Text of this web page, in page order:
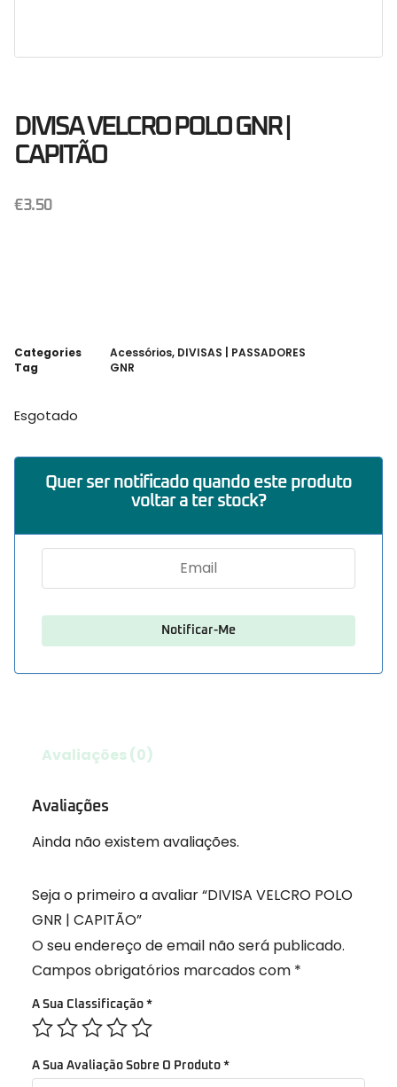
DIVISA VELCRO POLO GNR |
CAPITÃO
€3.50
Categories Acessórios, DIVISAS | PASSADORES
Tag
GNR
Esgotado
Quer ser notificado quando este produto
voltar a ter stock?
Avaliações (0)
Avaliações
Ainda não existem avaliações.
Seja o primeiro a avaliar “DIVISA VELCRO POLO
GNR | CAPITÃO”
O seu endereço de email não será publicado.
Campos obrigatórios marcados com *
A Sua Classificação *
A Sua Avaliação Sobre O Produto *